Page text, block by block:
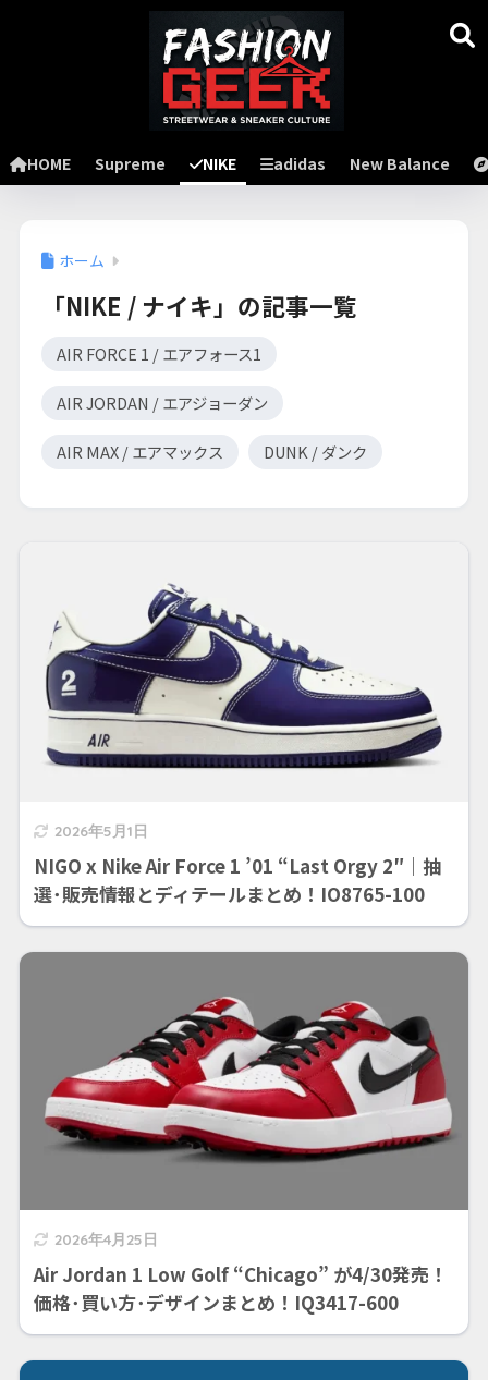
HOME Supreme NIKE adidas New Balance
ホーム
「NIKE / ナイキ」の記事一覧
AIR FORCE 1 / エアフォース1
AIR JORDAN / エアジョーダン
AIR MAX / エアマックス DUNK / ダンク
2026年5月1日
NIGO x Nike Air Force 1 ’01 “Last Orgy 2″｜抽
選･販売情報とディテールまとめ！IO8765-100
2026年4月25日
Air Jordan 1 Low Golf “Chicago” が4/30発売！
価格･買い方･デザインまとめ！IQ3417-600